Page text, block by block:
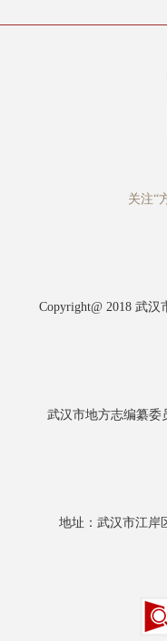
关注“
Copyright@ 2018 武
武汉市地方志编纂委
地址：武汉市江岸